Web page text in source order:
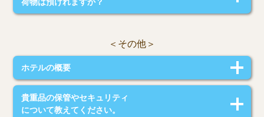
＜その他＞
ホテルの概要
福岡空港から電車と徒歩で29分!!博多駅から電車と徒歩で23分!!天神駅から
電車と徒歩で17分!!
福岡ドーム迄バスで11分!!の利便性の高い藤崎駅まで徒歩5分に位置するロ
貴重品の保管やセキュリティ
について教えてください。